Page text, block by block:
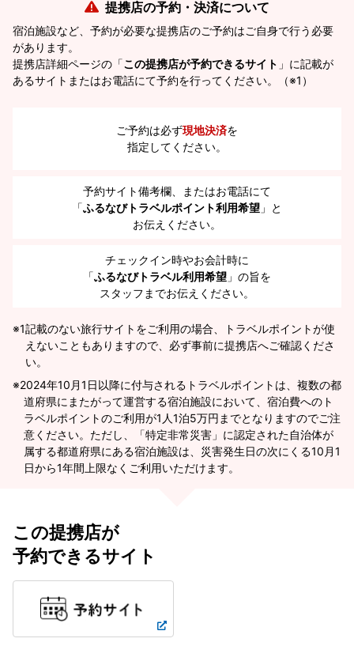
提携店の予約・決済について
宿泊施設など、予約が必要な提携店のご予約はご自身で行う必要
があります。
提携店詳細ページの「この提携店が予約できるサイト 」に記載が
あるサイトまたはお電話にて予約を行ってください。（※1）
ご予約は必ず現地決済を
指定してください。
予約サイト備考欄、またはお電話にて
「ふるなびトラベルポイント利用希望 」と
お伝えください。
チェックイン時やお会計時に
「ふるなびトラベル利用希望 」の旨を
スタッフまでお伝えください。
※1記載のない旅行サイトをご利用の場合、トラベルポイントが使
えないこともありますので、必ず事前に提携店へご確認くださ
い。
2024年10月1日以降に付与されるトラベルポイントは、複数の都
道府県にまたがって運営する宿泊施設において、宿泊費へのト
ラベルポイントのご利用が1人1泊5万円までとなりますのでご注
意ください。ただし、「特定非常災害」に認定された自治体が
属する都道府県にある宿泊施設は、災害発生日の次にくる10月1
日から1年間上限なくご利用いただけます。
この提携店が
予約できるサイト